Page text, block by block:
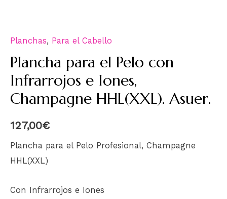
Planchas, Para el Cabello
Plancha para el Pelo con
Infrarrojos e Iones,
Champagne HHL(XXL). Asuer.
127,00€
Plancha para el Pelo Profesional, Champagne
HHL(XXL)
Con Infrarrojos e Iones